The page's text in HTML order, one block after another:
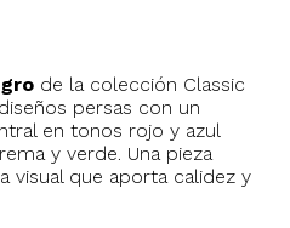
de la colección Classic
persas con un
en tonos rojo y azul
y verde. Una pieza
visual que aporta calidez y